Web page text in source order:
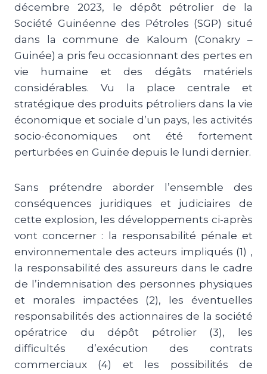
décembre 2023, le dépôt pétrolier de la
Société Guinéenne des Pétroles (SGP) situé
dans la commune de Kaloum (Conakry –
Guinée) a pris feu occasionnant des pertes en
vie humaine et des dégâts matériels
considérables. Vu la place centrale et
stratégique des produits pétroliers dans la vie
économique et sociale d’un pays, les activités
socio-économiques ont été fortement
perturbées en Guinée depuis le lundi dernier.
Sans prétendre aborder l’ensemble des
conséquences juridiques et judiciaires de
cette explosion, les développements ci-après
vont concerner : la responsabilité pénale et
environnementale des acteurs impliqués (1) ,
la responsabilité des assureurs dans le cadre
de l’indemnisation des personnes physiques
et morales impactées (2), les éventuelles
responsabilités des actionnaires de la société
opératrice du dépôt pétrolier (3), les
difficultés d’exécution des contrats
commerciaux (4) et les possibilités de